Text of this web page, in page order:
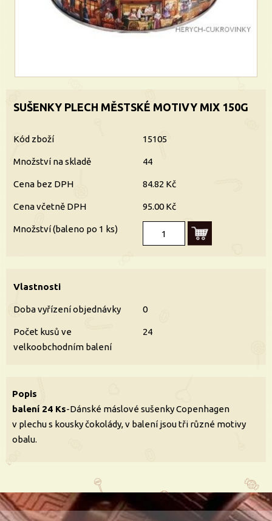
SUŠENKY PLECH MĚSTSKÉ MOTIVY MIX 150G
Kód zboží 15105
Množství na skladě 44
Cena bez DPH 84.82 Kč
Cena včetně DPH 95.00 Kč
Množství (baleno po 1 ks)
Vlastnosti
Doba vyřízení objednávky 0
Počet kusů ve
velkoobchodním balení
24
Popis
balení 24 Ks-Dánské máslové sušenky Copenhagen
v plechu s kousky čokolády, v balení jsou tři různé motivy
obalu.